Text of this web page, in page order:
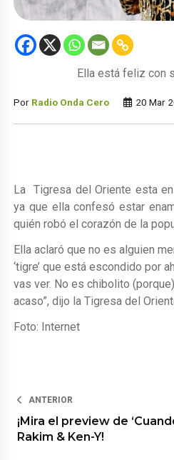
Ella está feliz con
Por Radio Onda Cero 20 Mar
La Tigresa del Oriente esta
ya que ella confesó estar
quién robó el corazón de la
Ella aclaró que no es alguien
‘tigre’ que está escondido por
vas ver. No es chibolito
acaso”, dijo la Tigresa del
Foto: Internet
ANTERIOR
¡Mira el preview de
Rakim & Ken-Y!